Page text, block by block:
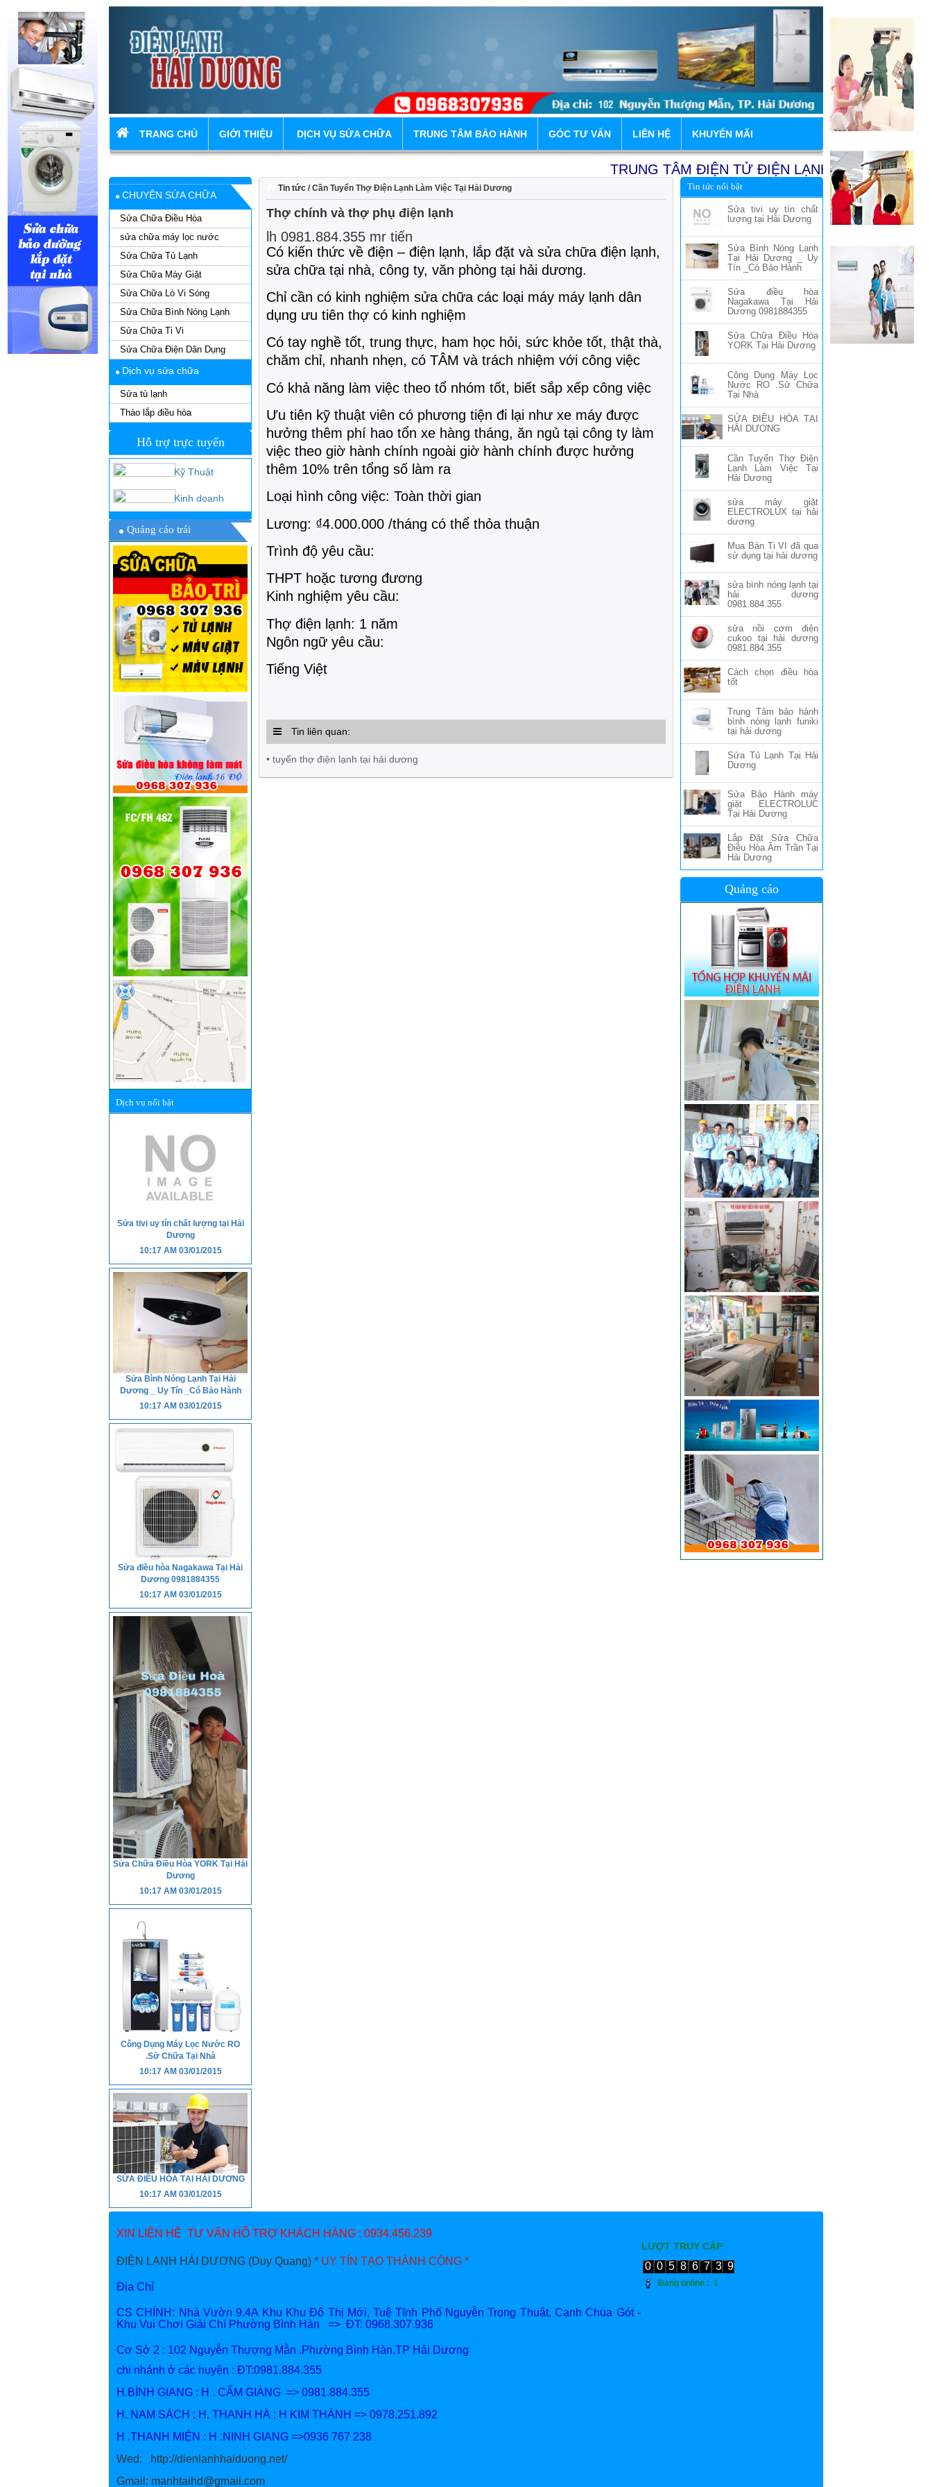
TRANG CHỦ GIỚI THIỆU DỊCH VỤ SỬA CHỮA TRUNG TÂM BẢO HÀNH GÓC TƯ VẤN LIÊN HỆ KHUYẾN MÃI
TRUNG TÂM ĐIỆN TỬ ĐIỆN LẠNH HẢI DƯƠNG (Duy
Địa Chỉ 1: Nhà Vườn 9.4A Khu Khu
CHUYÊN SỬA CHỮA
Sửa Chữa Điều Hòa
sửa chữa máy lọc nước
Sửa Chữa Tủ Lạnh
Sửa Chữa Máy Giặt
Sửa Chữa Lò Vi Sóng
Sửa Chữa Bình Nóng Lạnh
Sửa Chữa Ti Vi
Sửa Chữa Điện Dân Dụng
Dịch vụ sửa chữa
Sửa tủ lạnh
Tháo lắp điều hòa
Hỗ trợ trực tuyến
Kỹ Thuật
Kinh doanh
Quảng cáo trái
Dịch vụ nổi bật
Sửa tivi uy tín chất lượng tại Hải
Dương
10:17 AM 03/01/2015
Sửa Bình Nóng Lạnh Tại Hải
Dương _ Uy Tín _Có Bảo Hành
10:17 AM03/01/2015
Sửa điều hòa Nagakawa Tại Hải
Dương 0981884355
10:17 AM03/01/2015
Sửa Chữa Điều Hòa YORK Tại Hải
Dương
10:17 AM 03/01/2015
Công Dụng Máy Lọc Nước RO
.Sử Chữa Tại Nhà
10:17 AM03/01/2015
SỬA ĐIỀU HÒA TẠI HẢI DƯƠNG
10:17 AM 03/01/2015
Tin tức / Cần Tuyển Thợ Điện Lạnh Làm Việc Tại Hải Dương
Thợ chính và thợ phụ điện lạnh
lh 0981.884.355 mr tiến
Có kiến thức về điện – điện lạnh, lắp đặt và sửa chữa điện lạnh,
sửa chữa tại nhà, công ty, văn phòng tại hải dương.
Chỉ cần có kinh nghiệm sửa chữa các loại máy máy lạnh dân
dụng ưu tiên thợ có kinh nghiệm
Có tay nghề tốt, trung thực, ham học hỏi, sức khỏe tốt, thật thà,
chăm chỉ, nhanh nhẹn, có TÂM và trách nhiệm với công việc
Có khả năng làm việc theo tổ nhóm tốt, biết sắp xếp công việc
Ưu tiên kỹ thuật viên có phương tiện đi lại như xe máy được
hưởng thêm phí hao tổn xe hàng tháng, ăn ngủ tại công ty làm
việc theo giờ hành chính ngoài giờ hành chính được hưởng
thêm 10% trên tổng số làm ra
Loại hình công việc: Toàn thời gian
Lương: ₫4.000.000 /tháng có thể thỏa thuận
Trình độ yêu cầu:
THPT hoặc tương đương
Kinh nghiệm yêu cầu:
Thợ điện lạnh: 1 năm
Ngôn ngữ yêu cầu:
Tiếng Việt
Tin liên quan:
• tuyển thợ điện lạnh tại hải dương
Tin tức nổi bật
Sửa tivi uy tín chất
lượng tại Hải Dương
Sửa Bình Nóng Lạnh
Tại Hải Dương _ Uy
Tín _Có Bảo Hành
Sửa điều hòa
Nagakawa Tại Hải
Dương 0981884355
Sửa Chữa Điều Hòa
YORK Tại Hải Dương
Công Dụng Máy Lọc
Nước RO .Sử Chữa
Tại Nhà
SỬA ĐIỀU HÒA TẠI
HẢI DƯƠNG
Cần Tuyển Thợ Điện
Lạnh Làm Việc Tại
Hải Dương
sửa máy giặt
ELECTROLUX tại hải
dương
Mua Bán Ti VI đã qua
sử dụng tại hải dương
sửa bình nóng lạnh tại
hải dương
0981.884.355
sửa nồi cơm điện
cukoo tại hải dương
0981.884.355
Cách chọn điều hòa
tốt
Trung Tâm bảo hành
bình nóng lạnh funiki
tại hải dương
Sửa Tủ Lạnh Tại Hải
Dương
Sửa Bảo Hành máy
giặt ELECTROLUC
Tại Hải Dương
Lắp Đặt Sửa Chữa
Điều Hòa Âm Trần Tại
Hải Dương
Quảng cáo
XIN LIÊN HỆ TƯ VẤN HỖ TRỢ KHÁCH HÀNG : 0934.456.239
ĐIỆN LẠNH HẢI DƯƠNG (Duy Quang) * UY TÍN TẠO THÀNH CÔNG *
Địa Chỉ
CS CHÍNH: Nhà Vườn 9.4A Khu Khu Đô Thị Mới, Tuệ Tĩnh Phố Nguyễn Trọng Thuật, Cạnh Chùa Gót -
Khu Vui Chơi Giải Chí Phường Bình Hàn => ĐT: 0968.307.936
Cơ Sở 2 : 102 Nguyễn Thượng Mẫn .Phường Bình Hàn.TP Hải Dương
chi nhánh ở các huyện : ĐT:0981.884.355
H.BÌNH GIANG : H . CẨM GIÀNG => 0981.884.355
H. NAM SÁCH : H. THANH HÀ : H KIM THÀNH => 0978.251.892
H .THANH MIỆN : H .NINH GIANG =>0936 767 238
Wed: http://dienlanhhaiduong.net/
Gmail: manhtaihd@gmail.com
LƯỢT TRUY CẬP
00586739
Đang online : 1